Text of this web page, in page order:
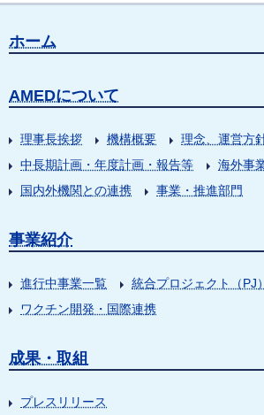
ホーム
AMEDについて
理事長挨拶 機構概要
理念、運営方
中長期計画・年度計画・報告等
海外事
国内外機関との連携
事業・推進部門
事業紹介
進行中事業一覧
統合プロジェクト（PJ）
ワクチン開発・国際連携
成果・取組
プレスリリース